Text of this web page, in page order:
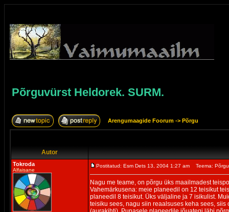
Põrguvürst Heldorek. SURM.
Arengumaagide Foorum -> Põrgu
Autor
Tokroda
Alfaisane
Postitatud: Esm Dets 13, 2004 1:27 am Teema:
Nagu me teame, on põrgu üks maailmadest
Vahemärkusena: meie planeedil on 12 teisikut
planeedil 8 teisikut. Üks väljaline ja 7 isikulist.
teisiku sees, nagu siin reaalsuses keha sees,